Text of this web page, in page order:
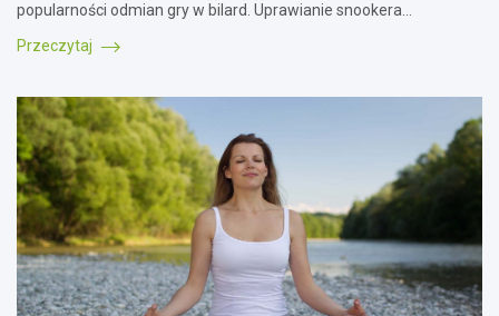
popularności odmian gry w bilard. Uprawianie snookera…
Przeczytaj